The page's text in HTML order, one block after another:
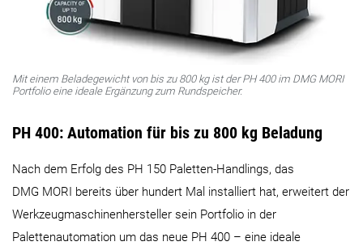
Mit einem Beladegewicht von bis zu 800 kg ist der PH 400 im DMG MORI
Portfolio eine ideale Ergänzung zum Rundspeicher.
PH 400: Automation für bis zu 800 kg Beladung
Nach dem Erfolg des PH 150 Paletten-Handlings, das
DMG MORI bereits über hundert Mal installiert hat, erweitert der
Werkzeugmaschinenhersteller sein Portfolio in der
Palettenautomation um das neue PH 400 – eine ideale